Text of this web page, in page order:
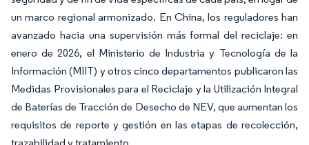
un marco regional armonizado. En China, los reguladores han
avanzado hacia una supervisión más formal del reciclaje: en
enero de 2026, el Ministerio de Industria y Tecnología de la
Información (MIIT) y otros cinco departamentos publicaron las
Medidas Provisionales para el Reciclaje y la Utilización Integral
de Baterías de Tracción de Desecho de NEV, que aumentan los
requisitos de reporte y gestión en las etapas de recolección,